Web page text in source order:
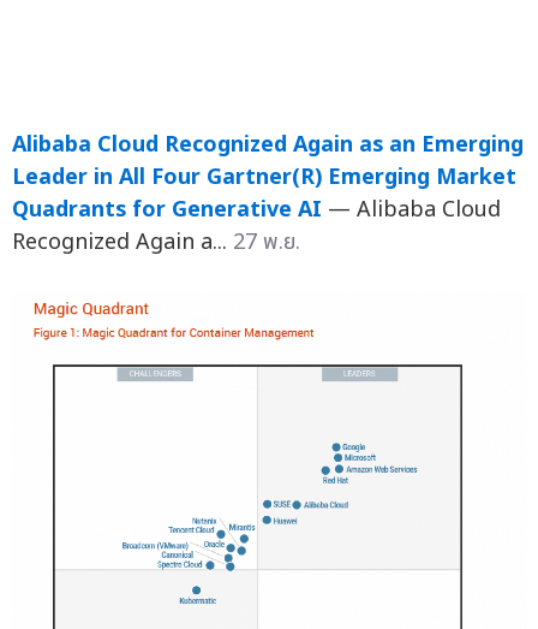
Alibaba Cloud Recognized Again as an Emerging
Leader in All Four Gartner(R) Emerging Market
Quadrants for Generative AI — Alibaba Cloud
Recognized Again a... 27 พ.ย.